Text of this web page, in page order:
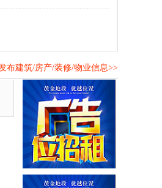
布建筑/房产/装修/物业信息>>